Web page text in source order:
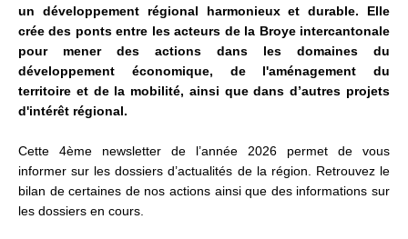
un développement régional harmonieux et durable. Elle
crée des ponts entre les acteurs de la Broye intercantonale
pour mener des actions dans les domaines du
développement économique, de l'aménagement du
territoire et de la mobilité, ainsi que dans d’autres projets
d'intérêt régional.
Cette 4ème newsletter de l’année 2026 permet de vous
informer sur les dossiers d’actualités de la région. Retrouvez le
bilan de certaines de nos actions ainsi que des informations sur
les dossiers en cours.